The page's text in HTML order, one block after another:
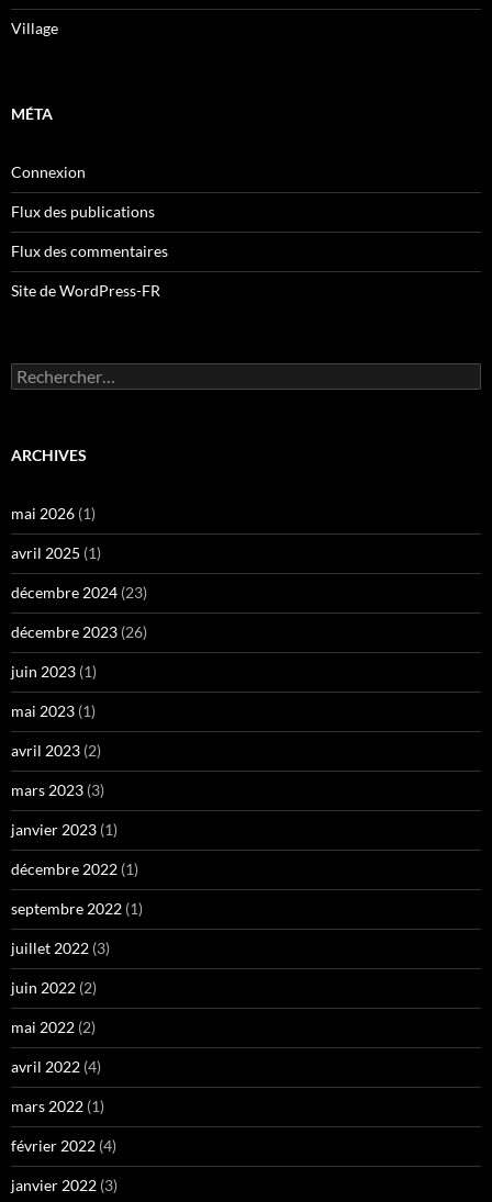
Village
MÉTA
Connexion
Flux des publications
Flux des commentaires
Site de WordPress-FR
Rechercher :
ARCHIVES
mai 2026 (1)
avril 2025 (1)
décembre 2024 (23)
décembre 2023 (26)
juin 2023 (1)
mai 2023 (1)
avril 2023 (2)
mars 2023 (3)
janvier 2023 (1)
décembre 2022 (1)
septembre 2022 (1)
juillet 2022 (3)
juin 2022 (2)
mai 2022 (2)
avril 2022 (4)
mars 2022 (1)
février 2022 (4)
janvier 2022 (3)